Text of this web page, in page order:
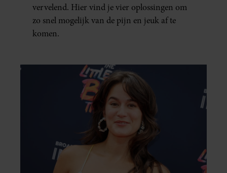
vervelend. Hier vind je vier oplossingen om
zo snel mogelijk van de pijn en jeuk af te
komen.